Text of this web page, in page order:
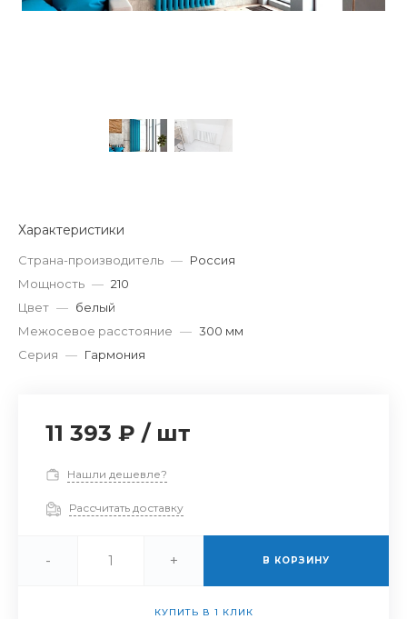
Характеристики
Страна-производитель — Россия
Мощность — 210
Цвет — белый
Межосевое расстояние — 300 мм
Серия — Гармония
11 393 ₽ / шт
Нашли дешевле?
Рассчитать доставку
- + В КОРЗИНУ
КУПИТЬ В 1 КЛИК